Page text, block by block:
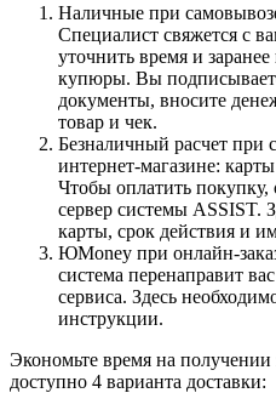
Наличные при
Специалист свяжется с
уточнить время и
купюры. Вы
документы, вносите
товар и чек.
Безналичный расчет при
интернет-магазине:
Чтобы оплатить покупку,
сервер системы ASSIST.
карты, срок действия и
ЮMoney при онлайн-
система перенаправит
сервиса. Здесь
инструкции.
Экономьте время на получении
доступно 4 варианта доставки: